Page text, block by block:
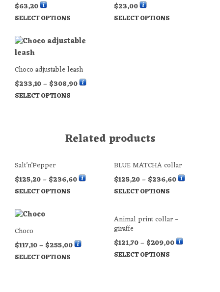
$63,20
SELECT OPTIONS
$23,00
SELECT OPTIONS
Choco adjustable leash
$233,10– $308,90
SELECT OPTIONS
Related products
Salt’n’Pepper
$125,20– $236,60
SELECT OPTIONS
BLUE MATCHA collar
$125,20– $236,60
SELECT OPTIONS
Choco
$117,10– $255,00
SELECT OPTIONS
Animal print collar –
giraffe
$121,70– $209,00
SELECT OPTIONS